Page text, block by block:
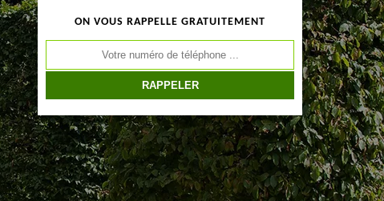
ON VOUS RAPPELLE GRATUITEMENT